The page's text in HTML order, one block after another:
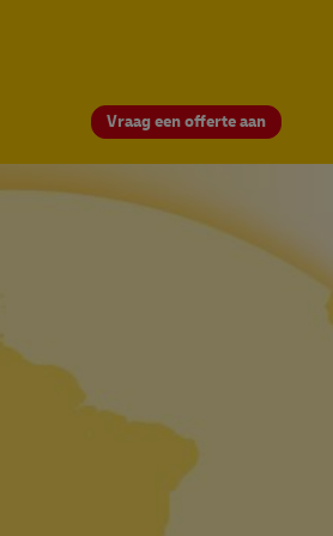
Vraag een offerte aan